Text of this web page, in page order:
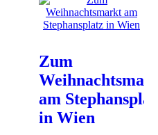
Zum
Weihnachtsmarkt
am Stephansplatz
in Wien